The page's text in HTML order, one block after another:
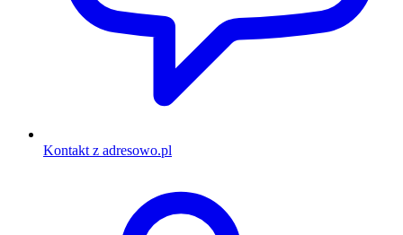
Kontakt z adresowo.pl